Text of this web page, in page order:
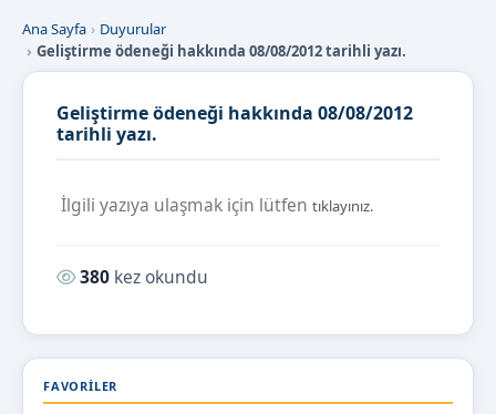
Ana Sayfa
Duyurular
Geliştirme ödeneği hakkında 08/08/2012 tarihli yazı.
Geliştirme ödeneği hakkında 08/08/2012
tarihli yazı.
İlgili yazıya ulaşmak için lütfen tıklayınız.
Okunma sayısı:
380 kez okundu
FAVORILER